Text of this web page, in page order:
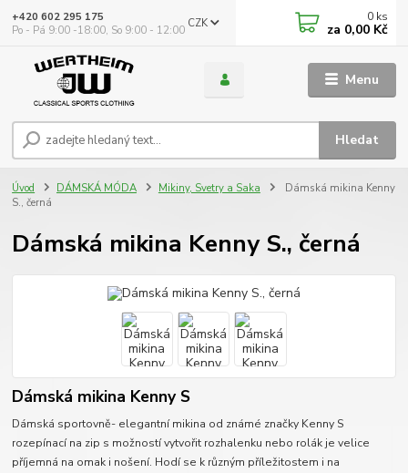
Menu
CZK
Hledat
+420 602 295 175
Po - Pá 9:00 -18:00, So 9:00 - 12:00
0 ks
za 0,00 Kč
Úvod DÁMSKÁ MÓDA Mikiny, Svetry a Saka
Dámská mikina Kenny
S., černá
Dámská mikina Kenny S., černá
Dámská mikina Kenny S
Dámská sportovně- elegantní mikina od známé značky Kenny S
rozepínací na zip s možností vytvořit rozhalenku nebo rolák je velice
příjemná na omak i nošení. Hodí se k různým příležitostem i na